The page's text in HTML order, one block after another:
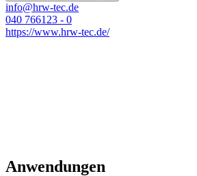
info@hrw-tec.de
040 766123 - 0
https://www.hrw-tec.de/
Anwendungen